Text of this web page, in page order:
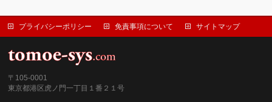
プライバシーポリシー 免責事項について サイトマップ
〒105-0001
東京都港区虎ノ門一丁目１番２１号